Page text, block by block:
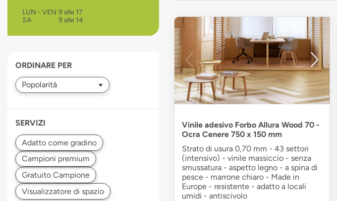
Touch
devices
users
touch
swipe
gestures.
LUN - VEN 9 alle 17
SA
9 alle 14
ORDINARE PER
SERVIZI
Vinile adesivo Forbo Allura Wood 70 -
Ocra Cenere 750 x 150 mm
Strato di usura 0,70 mm - 43 settori
(intensivo) - vinile massiccio - senza
smussatura - aspetto legno - a spina di
pesce - marrone chiaro - Made in
Europe - resistente - adatto a locali
umidi - antiscivolo